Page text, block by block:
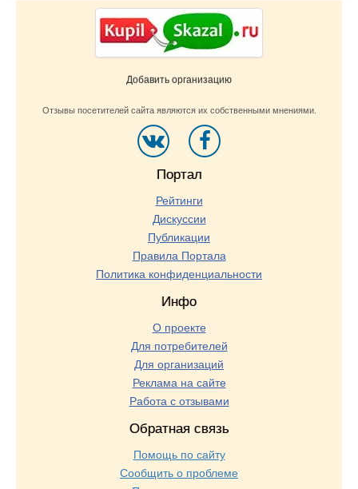
Добавить организацию
Отзывы посетителей сайта являются их собственными мнениями.
Портал
Рейтинги
Дискуссии
Публикации
Правила Портала
Политика конфиденциальности
Инфо
О проекте
Для потребителей
Для организаций
Реклама на сайте
Работа с отзывами
Обратная связь
Помощь по сайту
Сообщить о проблеме